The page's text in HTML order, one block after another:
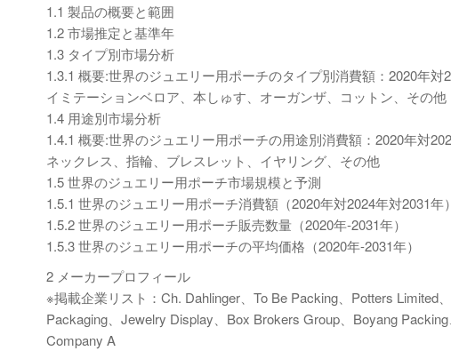
1.1 製品の概要と範囲
1.2 市場推定と基準年
1.3 タイプ別市場分析
1.3.1 概要:世界のジュエリー用ポーチのタイプ別消費額：2020年対
イミテーションベロア、本しゅす、オーガンザ、コットン、その他
1.4 用途別市場分析
1.4.1 概要:世界のジュエリー用ポーチの用途別消費額：2020年対
ネックレス、指輪、ブレスレット、イヤリング、その他
1.5 世界のジュエリー用ポーチ市場規模と予測
1.5.1 世界のジュエリー用ポーチ消費額（2020年対2024年対2031年）
1.5.2 世界のジュエリー用ポーチ販売数量（2020年-2031年）
1.5.3 世界のジュエリー用ポーチの平均価格（2020年-2031年）
2 メーカープロフィール
※掲載企業リスト：Ch. Dahlinger、To Be Packing、Potters
Packaging、Jewelry Display、Box Brokers Group、Boyang
Company A